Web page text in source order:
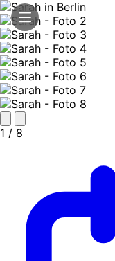
1 / 8